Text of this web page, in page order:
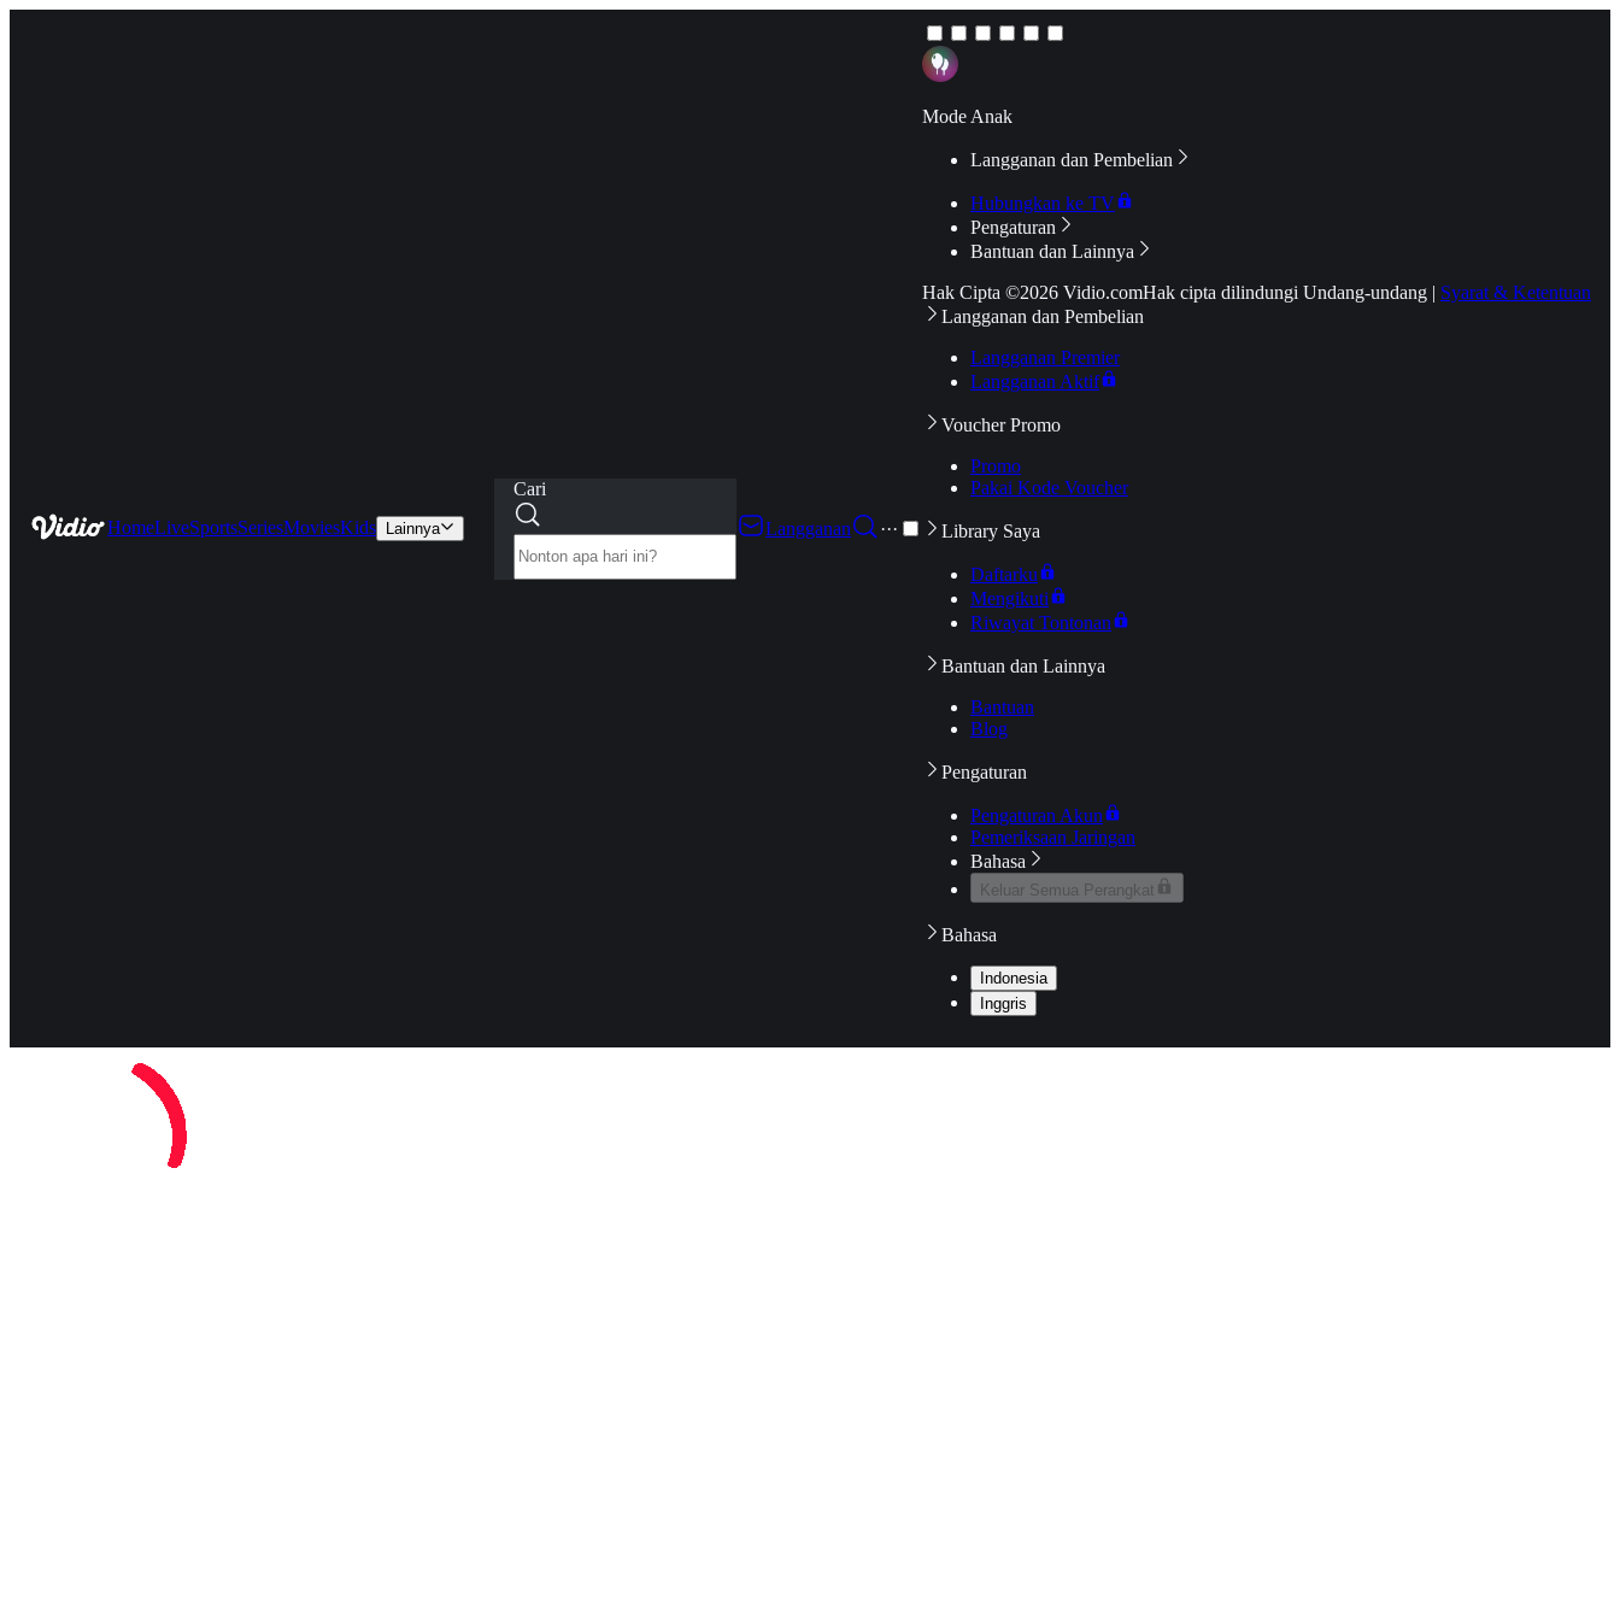
HomeLiveSportsSeriesMoviesKids Lainnya
Cari
Langganan
···
Mode Anak
Langganan dan Pembelian
Hubungkan ke TV
Pengaturan
Bantuan dan Lainnya
Hak Cipta ©2026 Vidio.comHak cipta dilindungi Undang-undang | Syarat & Ketentuan
Langganan dan Pembelian
Langganan Premier
Langganan Aktif
Voucher Promo
Promo
Pakai Kode Voucher
Library Saya
Daftarku
Mengikuti
Riwayat Tontonan
Bantuan dan Lainnya
Bantuan
Blog
Pengaturan
Pengaturan Akun
Pemeriksaan Jaringan
Bahasa
Keluar Semua Perangkat
Bahasa
Indonesia
Inggris